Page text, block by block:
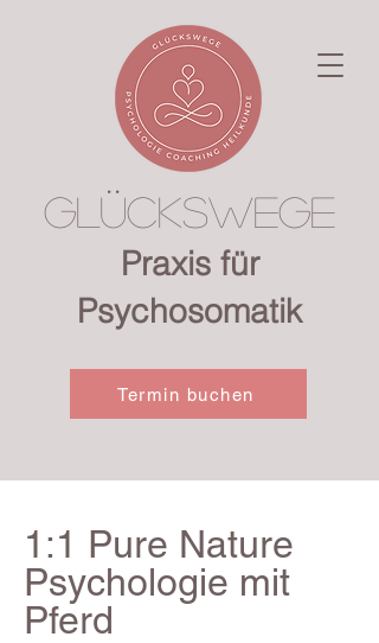
Glückswege
Praxis für
Psychosomatik
Termin buchen
1:1 Pure Nature
Psychologie mit
Pferd